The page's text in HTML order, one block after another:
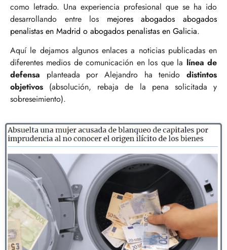
como letrado. Una experiencia profesional que se ha ido
desarrollando entre los mejores abogados abogados
penalistas en Madrid o abogados penalistas en Galicia.
Aquí le dejamos algunos enlaces a noticias publicadas en
diferentes medios de comunicación en los que la línea de
defensa planteada por Alejandro ha tenido distintos
objetivos (absolución, rebaja de la pena solicitada y
sobreseimiento).